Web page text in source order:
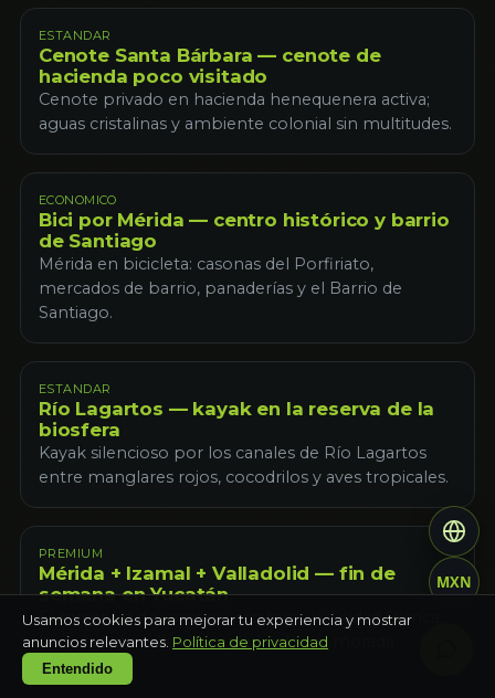
ESTANDAR
Cenote Santa Bárbara — cenote de
hacienda poco visitado
Cenote privado en hacienda henequenera activa;
aguas cristalinas y ambiente colonial sin multitudes.
ECONOMICO
Bici por Mérida — centro histórico y barrio
de Santiago
Mérida en bicicleta: casonas del Porfiriato,
mercados de barrio, panaderías y el Barrio de
Santiago.
ESTANDAR
Río Lagartos — kayak en la reserva de la
biosfera
Kayak silencioso por los canales de Río Lagartos
entre manglares rojos, cocodrilos y aves tropicales.
PREMIUM
Mérida + Izamal + Valladolid — fin de
semana en Yucatán
El mejor fin de semana yucateco: la Ciudad Blanca,
la ciudad amarilla y la ciudad colonial morada.
Usamos cookies para mejorar tu experiencia y mostrar
anuncios relevantes. Política de privacidad
Entendido
MXN